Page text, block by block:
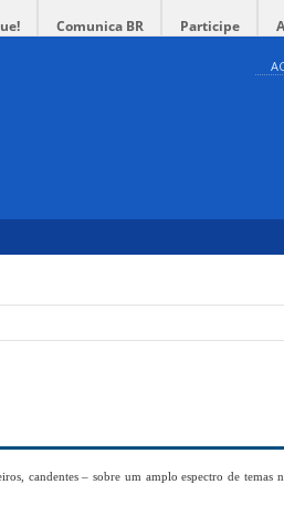
Comunica BR Participe
candentes – sobre um amplo espectro de temas